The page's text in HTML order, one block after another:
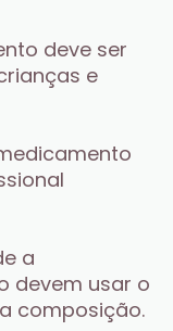
deve ser
e
a
devem usar o
composição.